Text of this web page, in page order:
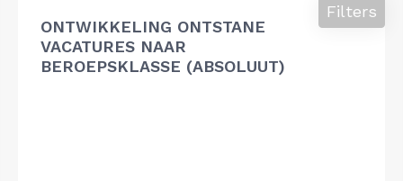
ONTWIKKELING ONTSTANE
VACATURES NAAR
BEROEPSKLASSE (ABSOLUUT)
Filters